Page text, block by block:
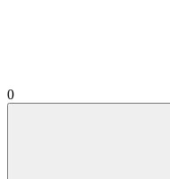
0